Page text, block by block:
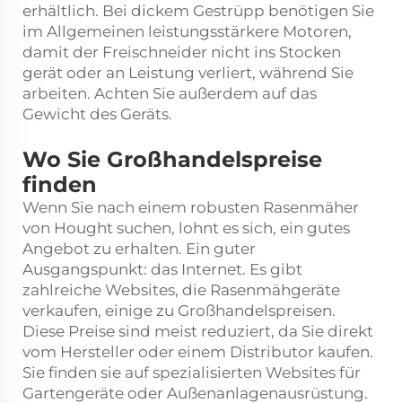
erhältlich. Bei dickem Gestrüpp benötigen Sie
im Allgemeinen leistungsstärkere Motoren,
damit der Freischneider nicht ins Stocken
gerät oder an Leistung verliert, während Sie
arbeiten. Achten Sie außerdem auf das
Gewicht des Geräts.
Wo Sie Großhandelspreise
finden
Wenn Sie nach einem robusten Rasenmäher
von Hought suchen, lohnt es sich, ein gutes
Angebot zu erhalten. Ein guter
Ausgangspunkt: das Internet. Es gibt
zahlreiche Websites, die Rasenmähgeräte
verkaufen, einige zu Großhandelspreisen.
Diese Preise sind meist reduziert, da Sie direkt
vom Hersteller oder einem Distributor kaufen.
Sie finden sie auf spezialisierten Websites für
Gartengeräte oder Außenanlagenausrüstung.